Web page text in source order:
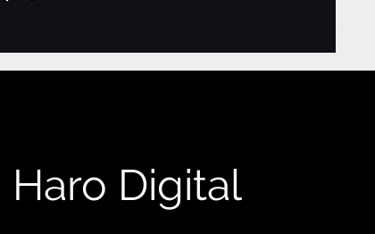
Haro Digital